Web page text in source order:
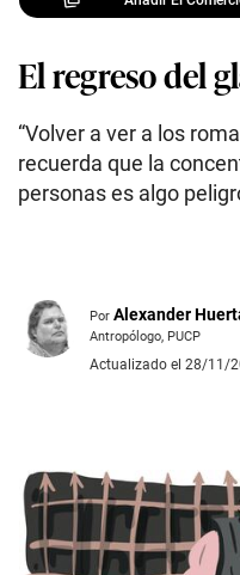
El regreso del
“Volver a ver a los
recuerda que la
personas es algo
Por Alexander
Antropólogo, PUCP
Actualizado el 28/11/